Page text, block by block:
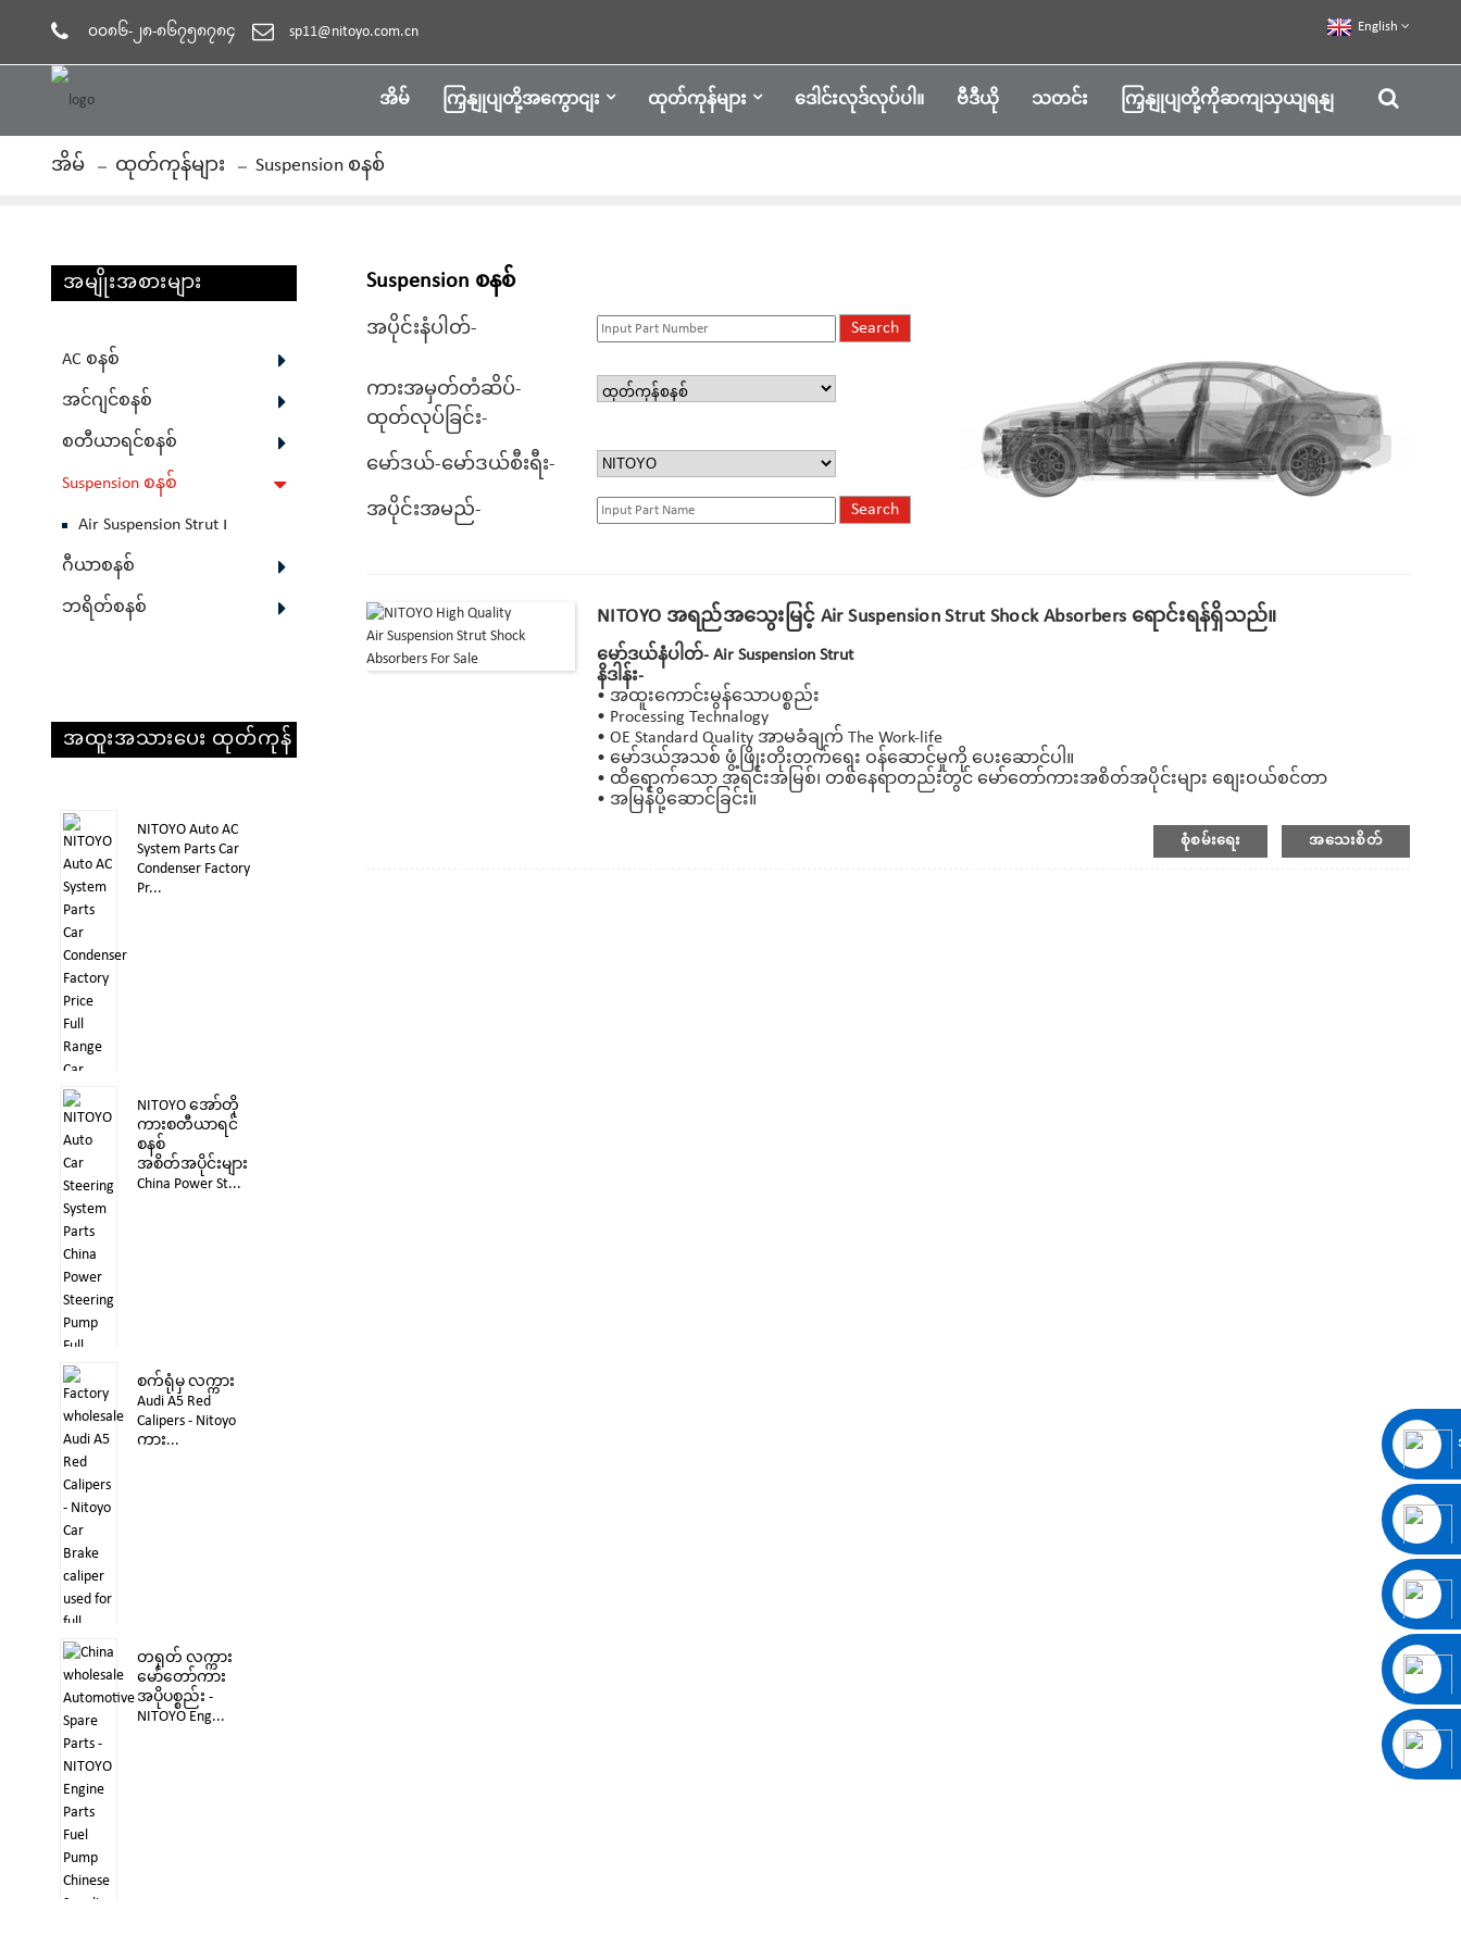
၀၀၈၆-၂၈-၈၆၇၅၈၇၈၄ sp11@nitoyo.com.cn English
အိမ် ကြှနျုပျတို့အကွောငျး ထုတ်ကုန်များ ဒေါင်းလုဒ်လုပ်ပါ။ ဗီဒီယို သတင်း ကြှနျုပျတို့ကိုဆကျသှယျရနျ
အိမ် ထုတ်ကုန်များ Suspension စနစ်
အမျိုးအစားများ
AC စနစ်
အင်ဂျင်စနစ်
စတီယာရင်စနစ်
Suspension စနစ်
Air Suspension Strut ၊
ဂီယာစနစ်
ဘရိတ်စနစ်
အထူးအသားပေး ထုတ်ကုန်
NITOYO Auto AC
System Parts Car
Condenser Factory
Pr...
NITOYO အော်တို
ကားစတီယာရင်
စနစ်
အစိတ်အပိုင်းများ
China Power St...
စက်ရုံမှ လက္ကား
Audi A5 Red
Calipers - Nitoyo
ကား...
တရုတ် လက္ကား
မော်တော်ကား
အပိုပစ္စည်း -
NITOYO Eng...
Suspension စနစ်
အပိုင်းနံပါတ်-
ကားအမှတ်တံဆိပ်-
ထုတ်လုပ်ခြင်း-
မော်ဒယ်-မော်ဒယ်စီးရီး-
အပိုင်းအမည်-
NITOYO အရည်အသွေးမြင့် Air Suspension Strut Shock Absorbers ရောင်းရန်ရှိသည်။
မော်ဒယ်နံပါတ်- Air Suspension Strut
နိဒါန်း-
• အထူးကောင်းမွန်သောပစ္စည်း
• Processing Technalogy
• OE Standard Quality အာမခံချက် The Work-life
• မော်ဒယ်အသစ် ဖွံ့ဖြိုးတိုးတက်ရေး ဝန်ဆောင်မှုကို ပေးဆောင်ပါ။
• ထိရောက်သော အရင်းအမြစ်၊ တစ်နေရာတည်းတွင် မော်တော်ကားအစိတ်အပိုင်းများ စျေးဝယ်စင်တာ
• အမြန်ပို့ဆောင်ခြင်း။
စုံစမ်းရေး အသေးစိတ်